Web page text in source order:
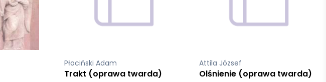
Płociński Adam
Trakt (oprawa twarda)
Attila József
Olśnienie (oprawa twarda)